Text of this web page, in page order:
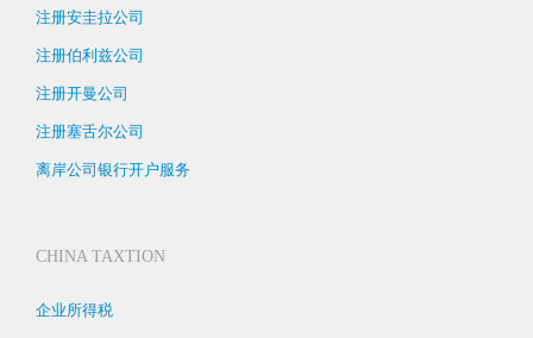
注册安圭拉公司
注册伯利兹公司
注册开曼公司
注册塞舌尔公司
离岸公司银行开户服务
CHINA TAXTION
企业所得税